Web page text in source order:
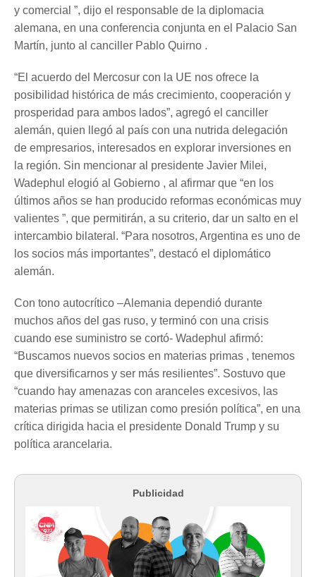
y comercial ”, dijo el responsable de la diplomacia
alemana, en una conferencia conjunta en el Palacio San
Martín, junto al canciller Pablo Quirno .
“El acuerdo del Mercosur con la UE nos ofrece la
posibilidad histórica de más crecimiento, cooperación y
prosperidad para ambos lados”, agregó el canciller
alemán, quien llegó al país con una nutrida delegación
de empresarios, interesados en explorar inversiones en
la región. Sin mencionar al presidente Javier Milei,
Wadephul elogió al Gobierno , al afirmar que “en los
últimos años se han producido reformas económicas muy
valientes ”, que permitirán, a su criterio, dar un salto en el
intercambio bilateral. “Para nosotros, Argentina es uno de
los socios más importantes”, destacó el diplomático
alemán.
Con tono autocrítico –Alemania dependió durante
muchos años del gas ruso, y terminó con una crisis
cuando ese suministro se cortó- Wadephul afirmó:
“Buscamos nuevos socios en materias primas , tenemos
que diversificarnos y ser más resilientes”. Sostuvo que
“cuando hay amenazas con aranceles excesivos, las
materias primas se utilizan como presión política”, en una
crítica dirigida hacia el presidente Donald Trump y su
política arancelaria.
Publicidad